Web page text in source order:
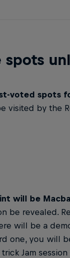
spots
voted spots
visited by the
will be Macba
be revealed.
will be a
one, you will
Jam